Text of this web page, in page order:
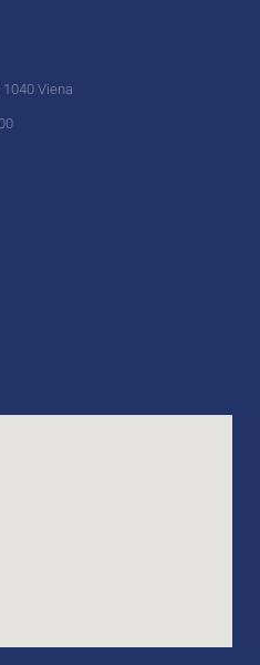
Viena